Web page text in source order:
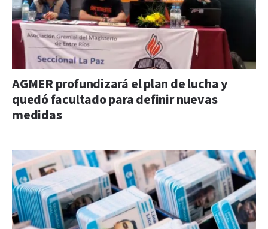
AGMER profundizará el plan de lucha y
quedó facultado para definir nuevas
medidas